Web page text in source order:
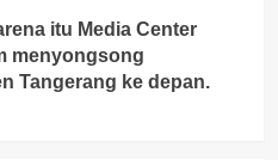
itu Media Center
menyongsong
Tangerang ke depan.